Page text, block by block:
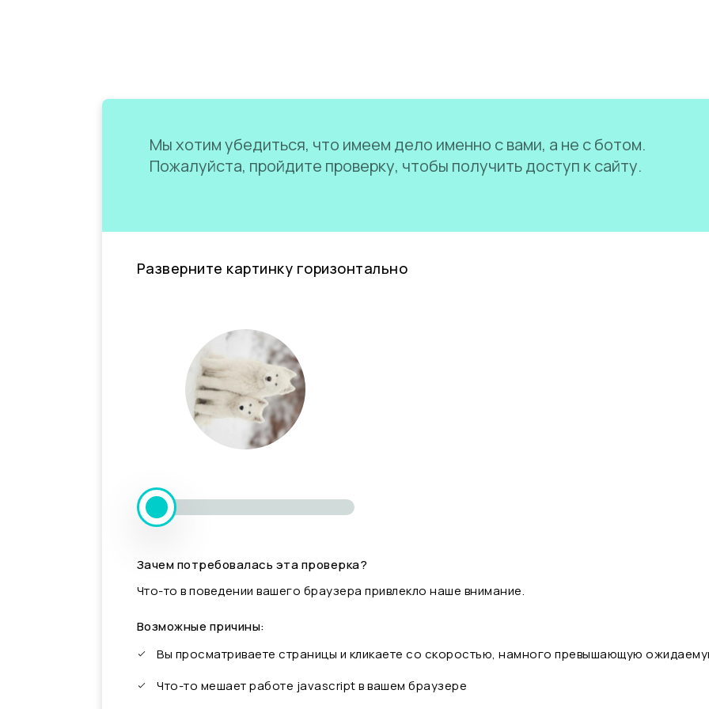
Мы хотим убедиться, что имеем дело именно с вами, а не с ботом.
Пожалуйста, пройдите проверку, чтобы получить доступ к сайту.
Разверните картинку горизонтально
Зачем потребовалась эта проверка?
Что-то в поведении вашего браузера привлекло наше внимание.
Возможные причины:
Вы просматриваете страницы и кликаете со скоростью, намного превышающую
Что-то мешает работе javascript в вашем браузере